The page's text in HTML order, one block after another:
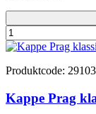
Produktcode:
Kappe Prag